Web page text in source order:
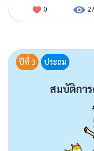
0
ปีที่ 3 ประถม
สมบัติกา